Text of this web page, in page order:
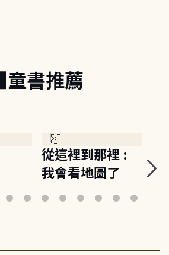
童書推薦
從這裡到那裡 :
我會看地圖了
美